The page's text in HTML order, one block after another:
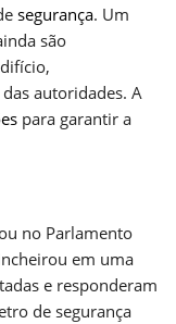
segurança. Um
são
autoridades. A
para garantir a
no Parlamento
em uma
e responderam
de segurança